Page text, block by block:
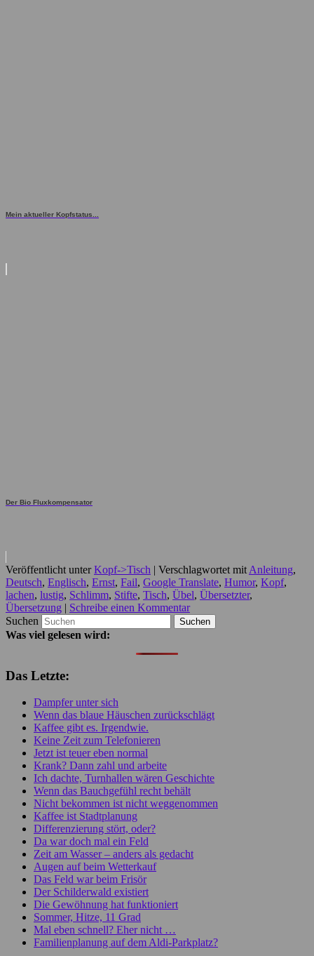
Mein aktueller Kopfstatus...
Der Bio Fluxkompensator
Veröffentlicht unter Kopf->Tisch | Verschlagwortet mit Anleitung,
Deutsch, Englisch, Ernst, Fail, Google Translate, Humor, Kopf,
lachen, lustig, Schlimm, Stifte, Tisch, Übel, Übersetzter,
Übersetzung | Schreibe einen Kommentar
Suchen
Was viel gelesen wird:
Das Letzte:
Dampfer unter sich
Wenn das blaue Häuschen zurückschlägt
Kaffee gibt es. Irgendwie.
Keine Zeit zum Telefonieren
Jetzt ist teuer eben normal
Krank? Dann zahl und arbeite
Ich dachte, Turnhallen wären Geschichte
Wenn das Bauchgefühl recht behält
Nicht bekommen ist nicht weggenommen
Kaffee ist Stadtplanung
Differenzierung stört, oder?
Da war doch mal ein Feld
Zeit am Wasser – anders als gedacht
Augen auf beim Wetterkauf
Das Feld war beim Frisör
Der Schilderwald existiert
Die Gewöhnung hat funktioniert
Sommer, Hitze, 11 Grad
Mal eben schnell? Eher nicht …
Familienplanung auf dem Aldi-Parkplatz?